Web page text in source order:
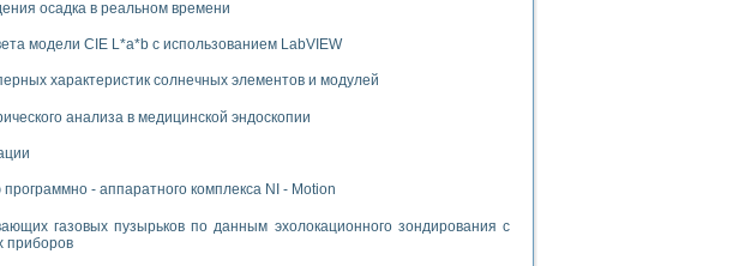
осадка в реальном времени
модели CIE L*a*b с использованием LabVIEW
характеристик солнечных элементов и модулей
анализа в медицинской эндоскопии
- аппаратного комплекса NI - Motion
газовых пузырьков по данным эхолокационного зондирования с
приборов